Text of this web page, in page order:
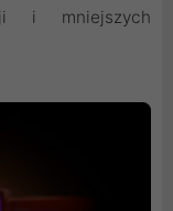
i mniejszych